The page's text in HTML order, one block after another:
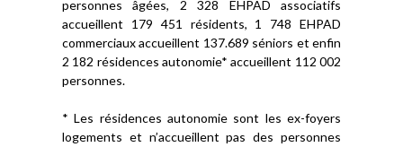
personnes âgées, 2 328 EHPAD associatifs
accueillent 179 451 résidents, 1 748 EHPAD
commerciaux accueillent 137.689 séniors et enfin
2 182 résidences autonomie* accueillent 112 002
personnes.
* Les résidences autonomie sont les ex-foyers
logements et n’accueillent pas des personnes